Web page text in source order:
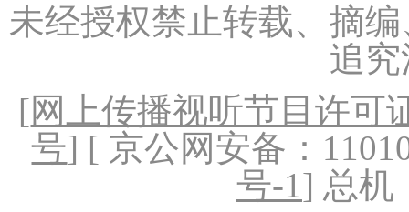
未经授权禁止转载、摘
追
[网上传播视听节目许可
号] [ 京公网安备：
号-1] 总机